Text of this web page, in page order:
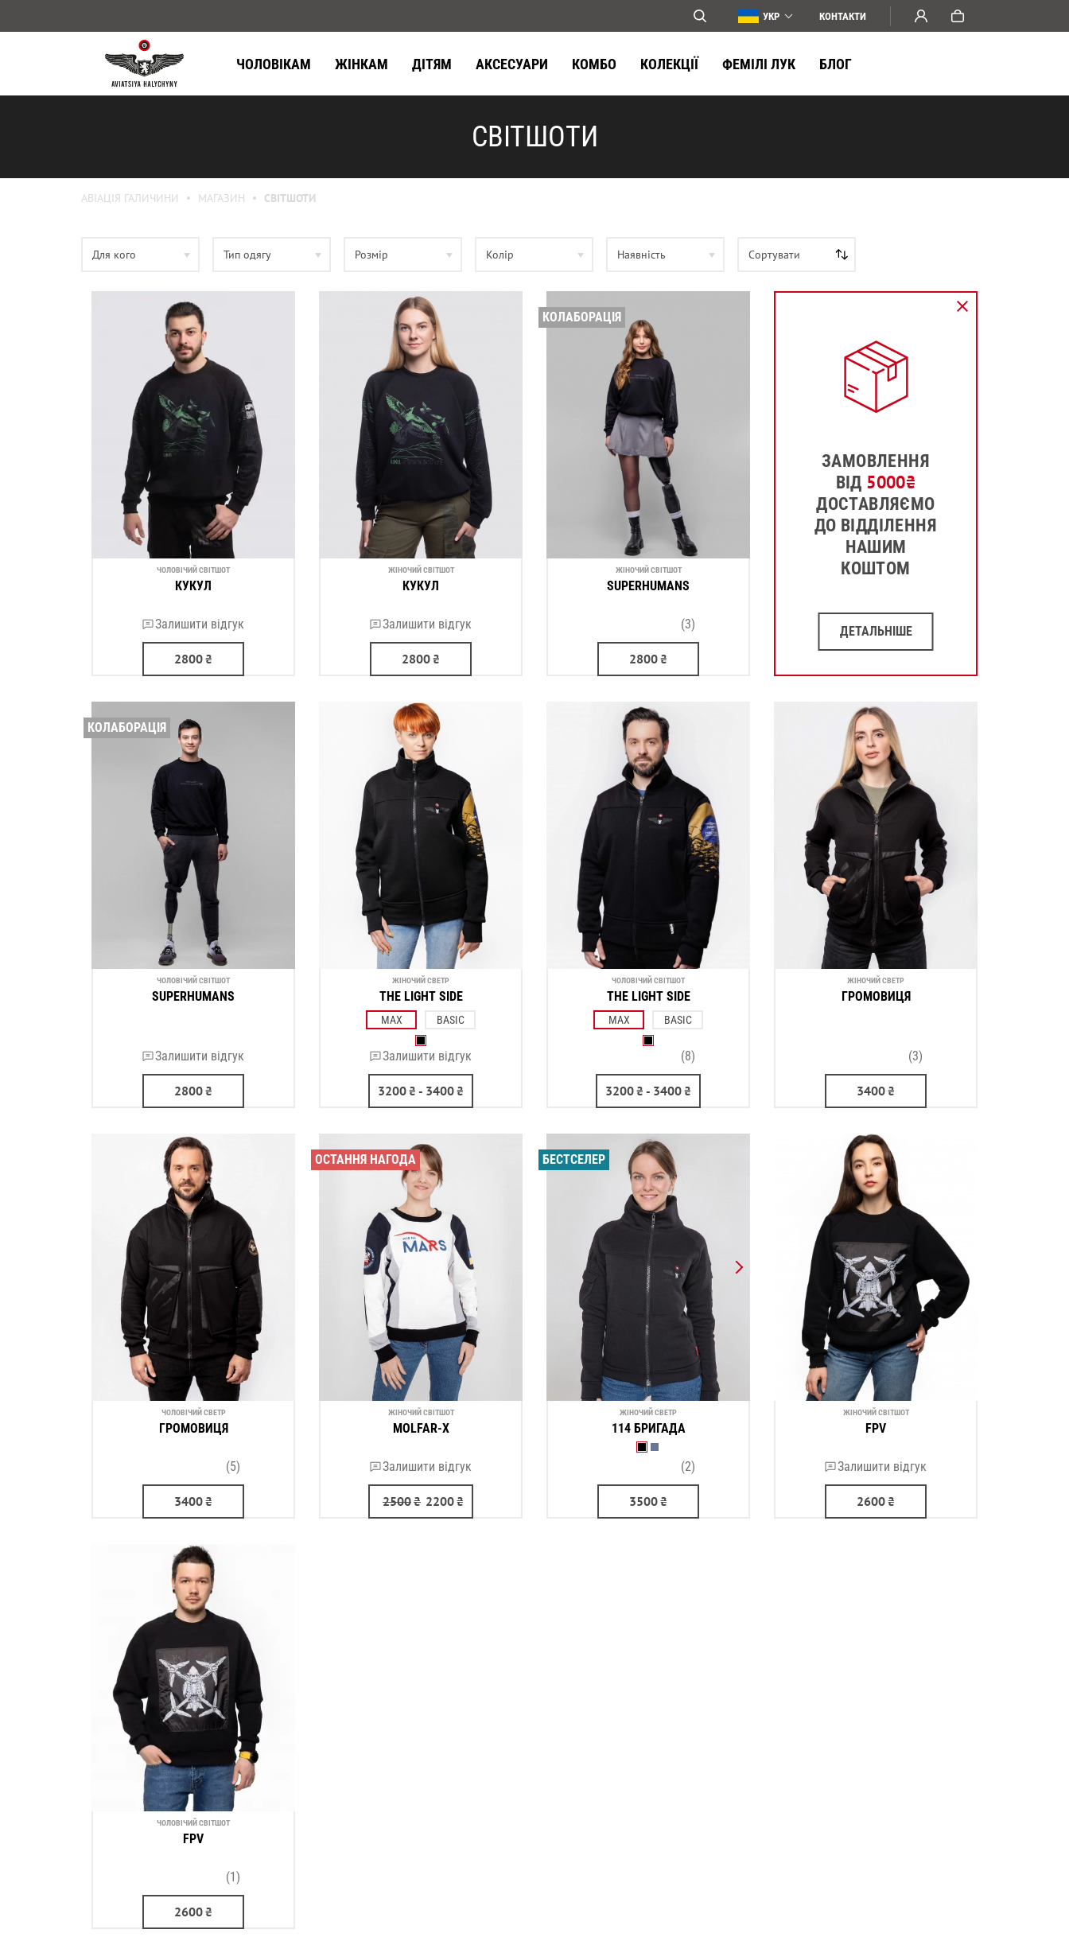
УКР КОНТАКТИ
ЧОЛОВІКАМ ЖІНКАМ ДІТЯМ АКСЕСУАРИ КОМБО КОЛЕКЦІЇ ФЕМІЛІ ЛУК БЛОГ
СВІТШОТИ
АВІАЦІЯ ГАЛИЧИНИ МАГАЗИН СВІТШОТИ
Для кого Тип одягу Розмір Колір Наявність Сортувати
ЧОЛОВІЧИЙ СВІТШОТ
КУКУЛ
Залишити відгук
2800₴
ЖІНОЧИЙ СВІТШОТ
КУКУЛ
Залишити відгук
2800₴
КОЛАБОРАЦІЯ
ЖІНОЧИЙ СВІТШОТ
SUPERHUMANS
(3)
2800₴
ЗАМОВЛЕННЯ
ВІД 5000₴
ДОСТАВЛЯЄМО
ДО ВІДДІЛЕННЯ
НАШИМ
КОШТОМ
ДЕТАЛЬНІШЕ
КОЛАБОРАЦІЯ
ЧОЛОВІЧИЙ СВІТШОТ
SUPERHUMANS
Залишити відгук
2800₴
ЖІНОЧИЙ СВЕТР
THE LIGHT SIDE
MAX BASIC
Залишити відгук
3200₴ - 3400₴
ЧОЛОВІЧИЙ СВІТШОТ
THE LIGHT SIDE
MAX BASIC
(8)
3200₴ - 3400₴
ЖІНОЧИЙ СВЕТР
ГРОМОВИЦЯ
(3)
3400₴
ЧОЛОВІЧИЙ СВЕТР
ГРОМОВИЦЯ
(5)
3400₴
ОСТАННЯ НАГОДА
ЖІНОЧИЙ СВІТШОТ
MOLFAR-X
Залишити відгук
2500₴ 2200₴
БЕСТСЕЛЕР
ЖІНОЧИЙ СВЕТР
114 БРИГАДА
(2)
3500₴
ЖІНОЧИЙ СВІТШОТ
FPV
Залишити відгук
2600₴
ЧОЛОВІЧИЙ СВІТШОТ
FPV
(1)
2600₴